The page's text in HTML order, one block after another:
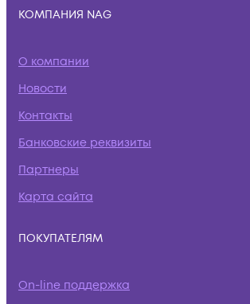
КОМПАНИЯ NAG
О компании
Новости
Контакты
Банковские реквизиты
Партнеры
Карта сайта
ПОКУПАТЕЛЯМ
On-line поддержка